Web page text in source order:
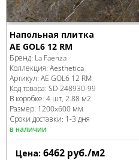
Напольная плитка
AE GOL6 12 RM
Бренд: La Faenza
Коллекция: Aesthetica
Артикул: AE GOL6 12 RM
Код товара: SD-248930-99
В коробке: 4 шт, 2.88 м2
Размер: 1200x600 мм
Сроки доставки: 1-3 дня
в наличии
Цена: 6462 руб./м2